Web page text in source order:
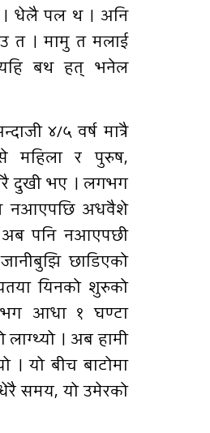
धेलै पल थ । अनि
त । मामु त मलाई
यहि बथ हत् भनेल
४/५ वर्ष मात्रै
महिला र पुरुष,
दुखी भए । लगभग
नआएपछि अधवैशे
पनि नआएपछी
छाडिएको
यिनको शुरुको
आधा १ घण्टा
। अब हामी
। यो बीच बाटोमा
समय, यो उमेरको